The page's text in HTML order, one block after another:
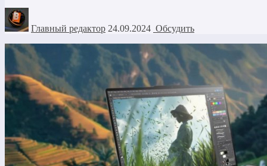
Главный редактор 24.09.2024 Обсудить